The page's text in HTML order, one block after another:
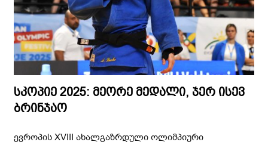
სკოპიე 2025: მეორე მედალი, ჯერ ისევ
ბრინჯაო
ევროპის XVIII ახალგაზრდული ოლიმპიური